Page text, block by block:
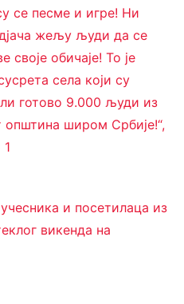
се песме и игре! Ни
жељу људи да се
своје обичаје! То је
села који су
готово 9.000 људи из
општина широм Србије!“,
и посетилаца из
викенда на